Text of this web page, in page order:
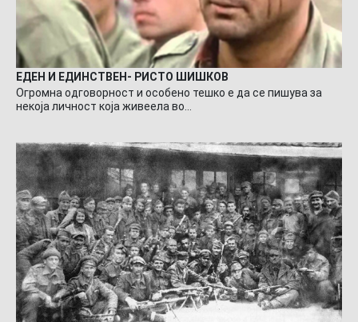
ЕДЕН И ЕДИНСТВЕН- РИСТО ШИШКОВ
Огромна одговорност и особено тешко е да се пишува за
некоја личност која живеела во…